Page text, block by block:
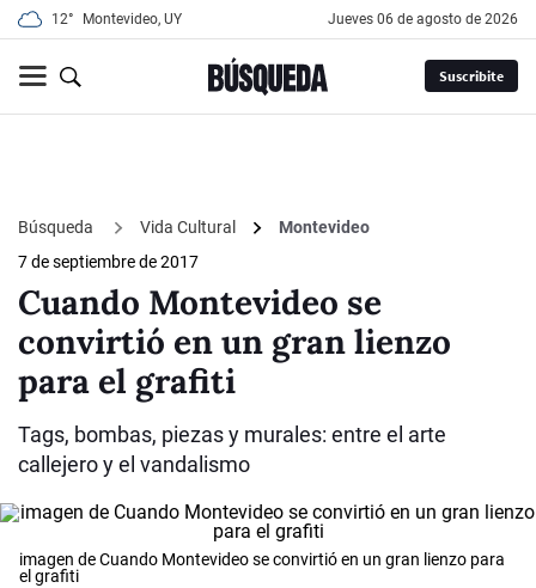
12° Montevideo, UY jueves 06 de agosto de 2026
Suscribite
Búsqueda Vida Cultural
Montevideo
7 de septiembre de 2017
Cuando Montevideo se
convirtió en un gran lienzo
para el grafiti
Tags, bombas, piezas y murales: entre el arte
callejero y el vandalismo
imagen de Cuando Montevideo se convirtió en un gran lienzo para
el grafiti